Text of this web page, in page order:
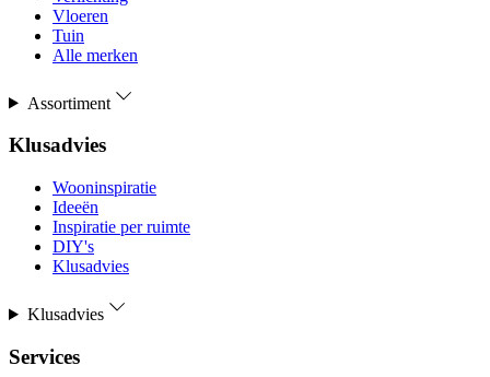
Vloeren
Tuin
Alle merken
Assortiment
Klusadvies
Wooninspiratie
Ideeën
Inspiratie per ruimte
DIY's
Klusadvies
Klusadvies
Services